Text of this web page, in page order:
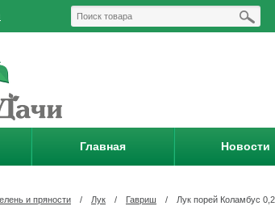
Главная Новости
и пряности / Лук / Гавриш / Лук порей Коламбус